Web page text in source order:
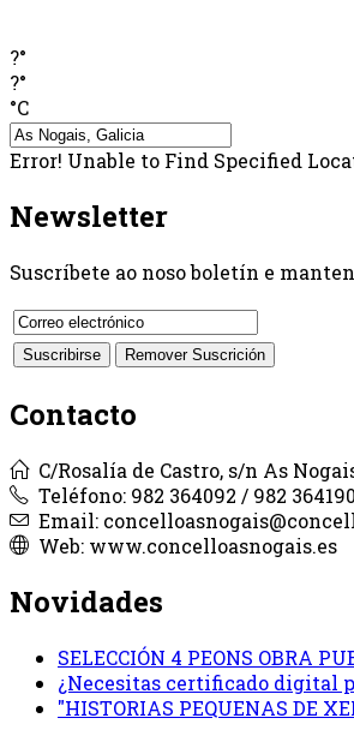
?°
?°
°C
Error! Unable to Find Specified
Newsletter
Suscríbete ao noso boletín e
Contacto
C/Rosalía de Castro, s/n As
Teléfono: 982 364092 / 982
Email:
Web: www.concelloasnogais.es
Novidades
SELECCIÓN 4 PEONS OBRA
¿Necesitas certificado digital
"HISTORIAS PEQUENAS DE